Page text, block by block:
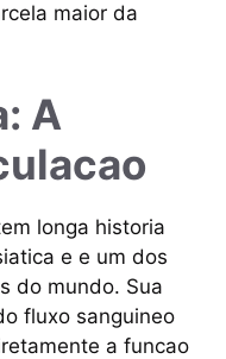
maior da
A
longa historia
e e um dos
do mundo. Sua
fluxo sanguineo
a funcao